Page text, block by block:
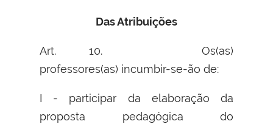
Das Atribuições
Art. 10. Os(as)
professores(as) incumbir-se-ão de:
I - participar da elaboração da
proposta pedagógica do